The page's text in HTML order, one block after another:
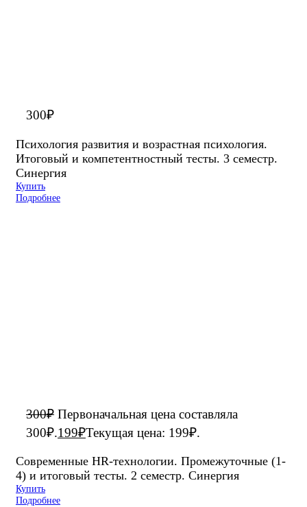
300₽
Психология развития и возрастная психология.
Итоговый и компетентностный тесты. 3 семестр.
Синергия
Купить
Подробнее
300₽ Первоначальная цена составляла
300₽.199₽Текущая цена: 199₽.
Современные HR-технологии. Промежуточные (1-
4) и итоговый тесты. 2 семестр. Синергия
Купить
Подробнее